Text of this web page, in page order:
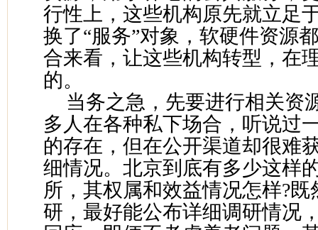
行性上，这些机构原先就立足
换了“服务”对象，软硬件资源
合来看，让这些机构转型，在
的。
当务之急，先要进行相关资
多人在各种私下场合，听说过
的存在，但在公开渠道却很难
细情况。北京到底有多少这样
所，其权属和效益情况怎样?
研，最好能公布详细调研情况